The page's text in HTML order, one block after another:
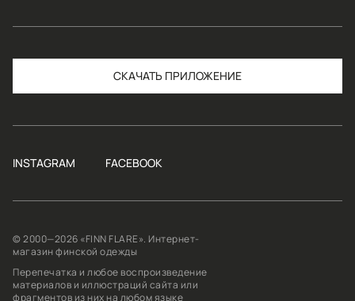
СКАЧАТЬ
INSTAGRAM FACEBOOK
© 2000—2026 «FINN FLARE». Интернет-
магазин финской одежды
Перепечатка и любое воспроизведение
материалов и иллюстраций сайта или
фрагментов из них на любом языке